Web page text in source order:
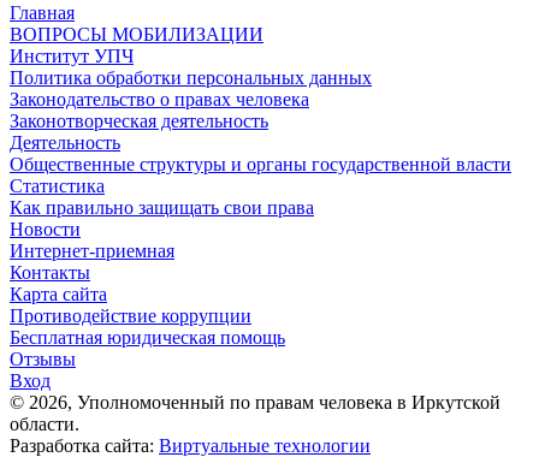
Главная
ВОПРОСЫ МОБИЛИЗАЦИИ
Институт УПЧ
Политика обработки персональных данных
Законодательство о правах человека
Законотворческая деятельность
Деятельность
Общественные структуры и органы государственной власти
Статистика
Как правильно защищать свои права
Новости
Интернет-приемная
Контакты
Карта сайта
Противодействие коррупции
Бесплатная юридическая помощь
Отзывы
Вход
© 2026, Уполномоченный по правам человека в Иркутской
области.
Разработка сайта: Виртуальные технологии